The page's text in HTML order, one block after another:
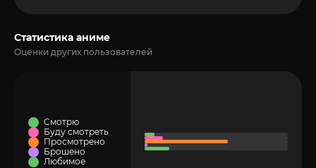
Статистика аниме
Оценки других пользователей
Смотрю
Буду смотреть
Просмотрено
Брошено
Любимое